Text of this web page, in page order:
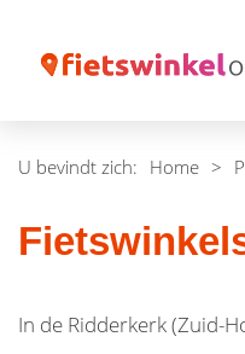
U bevindt zich: Home >
In de Ridderkerk (Zuid-